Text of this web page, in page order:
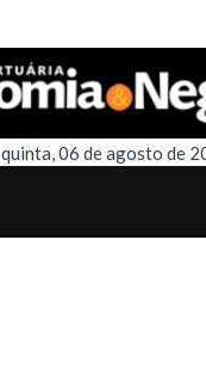
quinta, 06 de agosto de